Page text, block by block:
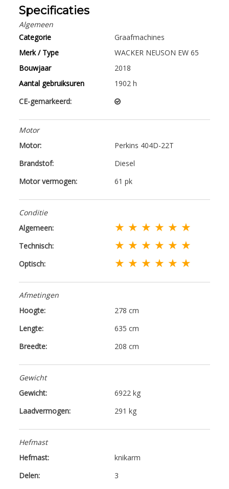
Specificaties
Algemeen
Categorie
Graafmachines
Merk / Type
WACKER NEUSON EW 65
Bouwjaar
2018
Aantal gebruiksuren
1902 h
CE-gemarkeerd:
Motor
Motor:
Perkins 404D-22T
Brandstof:
Diesel
Motor vermogen:
61 pk
Conditie
Algemeen:
★ ★ ★ ★ ★ ★
Technisch: ★ ★ ★ ★ ★ ★
Optisch: ★ ★ ★ ★ ★ ★
Afmetingen
Hoogte:
278 cm
Lengte:
635 cm
Breedte:
208 cm
Gewicht
Gewicht:
6922 kg
Laadvermogen:
291 kg
Hefmast
Hefmast:
knikarm
Delen:
3